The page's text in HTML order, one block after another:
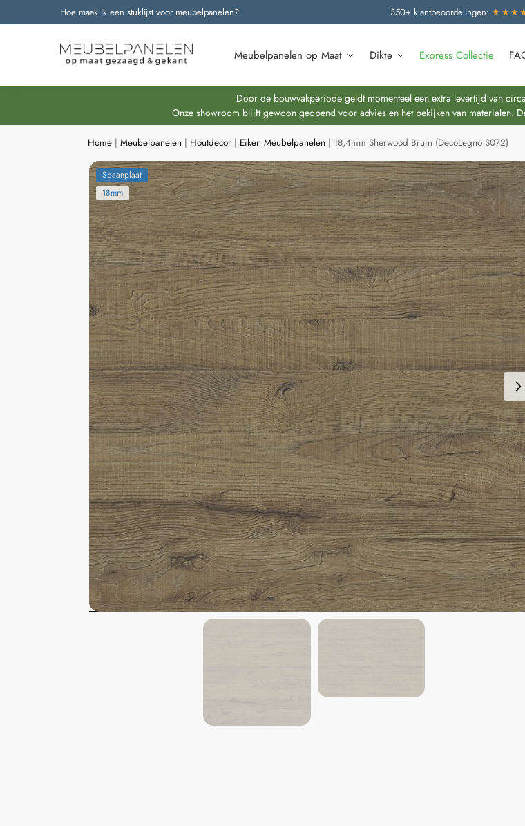
Hoe maak ik een stuklijst voor meubelpanelen? 350+ klantbeoordelingen:
Meubelpanelen op Maat Dikte Express Collectie
Onze nieuwste producten
Door de bouwvakperiode geldt momenteel een extra levertijd van
Onze showroom blijft gewoon geopend voor advies en het bekijken van materialen.
Home |Meubelpanelen | Houtdecor | Eiken Meubelpanelen | 18,4mm Sherwood Bruin (DecoLegno S072)
Spaanplaat
18mm